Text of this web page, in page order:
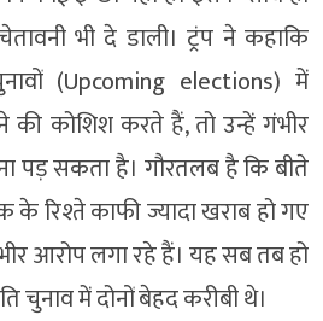
भी दे डाली। ट्रंप ने कहाकि
(Upcoming elections) में
कोशिश करते हैं, तो उन्हें गंभीर
पड़ सकता है। गौरतलब है कि बीते
रिश्ते काफी ज्यादा खराब हो गए
आरोप लगा रहे हैं। यह सब तब हो
चुनाव में दोनों बेहद करीबी थे।